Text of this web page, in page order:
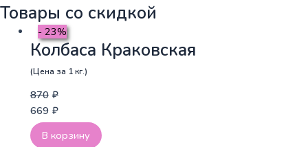
Товары со скидкой
- 23%
Колбаса Краковская
(Цена за 1 кг.)
870 ₽
669 ₽
В корзину